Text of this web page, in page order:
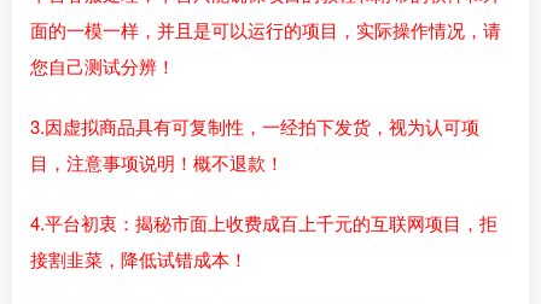
面的一模一样，并且是可以运行的项目，实际操作情况，请
您自己测试分辨！
3.因虚拟商品具有可复制性，一经拍下发货，视为认可项
目，注意事项说明！概不退款！
4.平台初衷：揭秘市面上收费成百上千元的互联网项目，拒
接割韭菜，降低试错成本！